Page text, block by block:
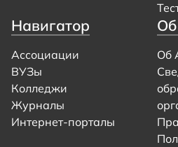
Навигатор
Ассоциации
ВУЗы
Колледжи
Журналы
Интернет-порталы
Об